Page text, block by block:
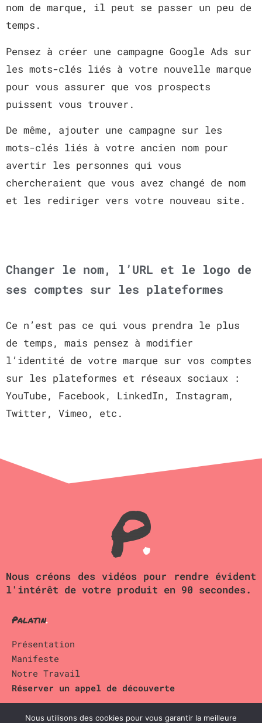
nom de marque, il peut se passer un peu de
temps.
Pensez à créer une campagne Google Ads sur
les mots-clés liés à votre nouvelle marque
pour vous assurer que vos prospects
puissent vous trouver.
De même, ajouter une campagne sur les
mots-clés liés à votre ancien nom pour
avertir les personnes qui vous
chercheraient que vous avez changé de nom
et les rediriger vers votre nouveau site.
Changer le nom, l’URL et le logo de
ses comptes sur les plateformes
Ce n’est pas ce qui vous prendra le plus
de temps, mais pensez à modifier
l’identité de votre marque sur vos comptes
sur les plateformes et réseaux sociaux :
YouTube, Facebook, LinkedIn, Instagram,
Twitter, Vimeo, etc.
Nous créons des vidéos pour rendre évident
l'intérêt de votre produit en 90 secondes.
Palatin.
Présentation
Manifeste
Notre Travail
Réserver un appel de découverte
A Propos
Nous utilisons des cookies pour vous garantir la meilleure